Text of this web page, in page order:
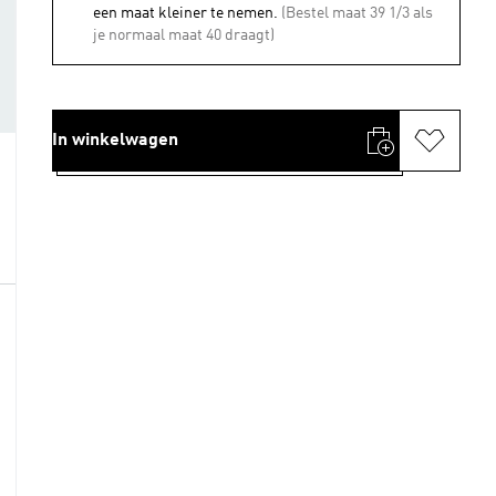
een maat kleiner te nemen. (Bestel maat 39 1/3 als
je normaal maat 40 draagt)
In winkelwagen